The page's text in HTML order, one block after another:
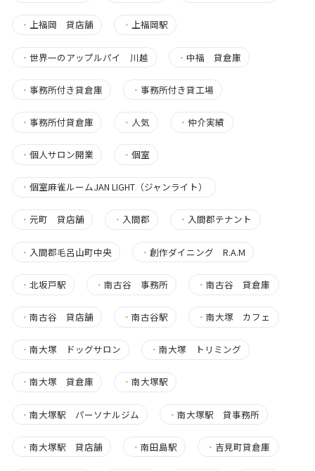
・ 上福岡 貸店舗 ・上福岡駅
・ 世界一のアップルパイ 川越 ・中福 貸倉庫
・ 事務所付き貸倉庫 ・ 事務所付き貸工場
・ 事務所付貸倉庫 ・ 人気 ・仲介実績
・ 個人サロン開業 ・個室
・ 個室麻雀ルームJAN LIGHT（ジャンライト）
・ 元町 貸店舗 ・ 入間郡 ・ 入間郡テナント
・ 入間郡毛呂山町中央 ・創作ダイニング R.A.M
・ 北坂戸駅 ・南古谷 事務所 ・南古谷 貸倉庫
・ 南古谷 貸店舗 ・南古谷駅 ・南大塚 カフェ
・ 南大塚 ドッグサロン ・南大塚 トリミング
・ 南大塚 貸倉庫 ・南大塚駅
・ 南大塚駅 パーソナルジム ・南大塚駅 貸事務所
・ 南大塚駅 貸店舗 ・南田島駅 ・ 吉見町貸倉庫